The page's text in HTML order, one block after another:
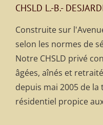
CHSLD L.-B.-
Construite sur
selon les normes de
Notre CHSLD privé
âgées, aînés et
depuis mai 2005 de
résidentiel propice